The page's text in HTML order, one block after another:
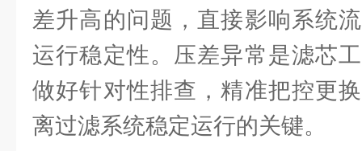
差升高的问题，直接影响系统
运行稳定性。压差异常是滤芯
做好针对性排查，精准把控更
离过滤系统稳定运行的关键。